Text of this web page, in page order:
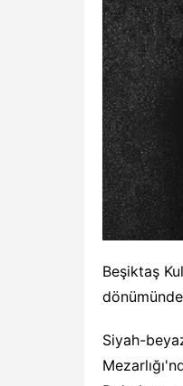
Beşiktaş
dönümünde
Siyah-